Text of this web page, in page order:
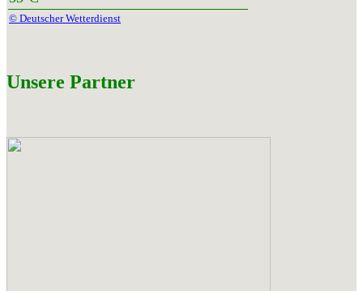
© Deutscher Wetterdienst
Unsere Partner